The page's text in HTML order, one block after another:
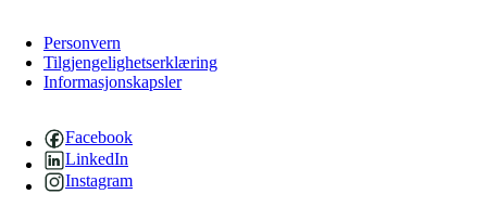
Personvern
Tilgjengelighetserklæring
Informasjonskapsler
Facebook
LinkedIn
Instagram